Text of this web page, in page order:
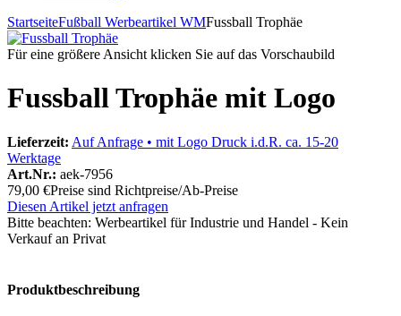
StartseiteFußball Werbeartikel WMFussball Trophäe
Für eine größere Ansicht klicken Sie auf das Vorschaubild
Fussball Trophäe mit Logo
Lieferzeit: Auf Anfrage • mit Logo Druck i.d.R. ca. 15-20
Werktage
Art.Nr.: aek-7956
79,00 €Preise sind Richtpreise/Ab-Preise
Diesen Artikel jetzt anfragen
Bitte beachten: Werbeartikel für Industrie und Handel - Kein
Verkauf an Privat
Produktbeschreibung